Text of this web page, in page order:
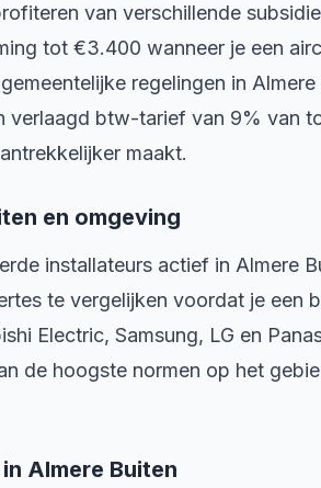
van verschillende
tot €3.400 wanneer je een
regelingen in
verlaagd btw-tarief van 9% van
maakt.
en omgeving
installateurs actief in Almere
te vergelijken voordat je een
Electric, Samsung, LG en
de hoogste normen op het
Almere Buiten